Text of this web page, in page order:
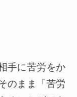
手に苦労をか
のまま「苦労